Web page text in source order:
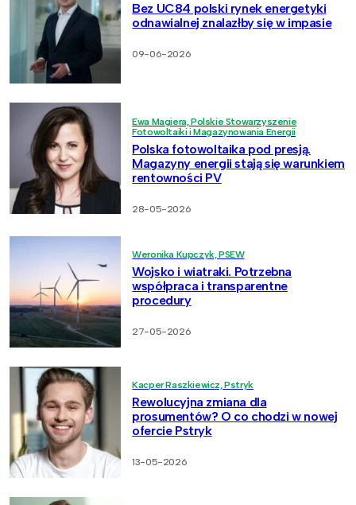
Bez UC84 polski rynek energetyki
odnawialnej znalazłby się w impasie
09-06-2026
Ewa Magiera, Polskie Stowarzyszenie
Fotowoltaiki i Magazynowania Energii
Polska fotowoltaika pod presją.
Magazyny energii stają się warunkiem
rentowności PV
28-05-2026
Weronika Kupczyk, PSEW
Wojsko i wiatraki. Potrzebna
współpraca i transparentne
procedury
27-05-2026
Kacper Raszkiewicz, Pstryk
Rewolucyjna zmiana dla
prosumentów? O co chodzi w nowej
ofercie Pstryk
13-05-2026